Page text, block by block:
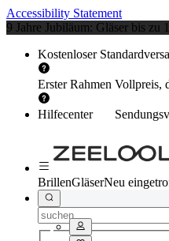
Accessibility Statement
9 Jahre Jubiläum: Gläser bis zu
Kostenloser
Erster Rahmen Vollpreis,
Hilfecenter
BrillenGläserNeu